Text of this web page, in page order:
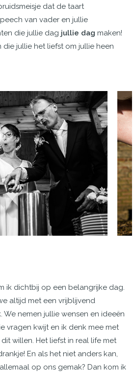
dat de taart
van vader en jullie
die jullie dag jullie dag maken!
die jullie het liefst om jullie heen
ik dichtbij op een belangrijke dag.
altijd met een vrijblijvend
We nemen jullie wensen en ideeën
vragen kwijt en ik denk mee met
willen. Het liefst in real life met
En als het niet anders kan,
op ons gemak? Dan kom ik